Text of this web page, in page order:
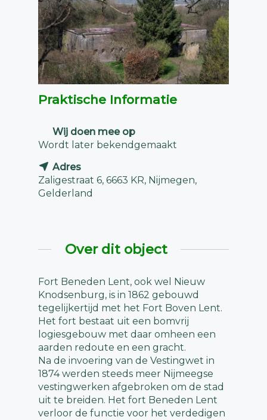
Praktische Informatie
Wij doen mee op
Wordt later bekendgemaakt
Adres
Zaligestraat 6, 6663 KR, Nijmegen,
Gelderland
Over dit object
Fort Beneden Lent, ook wel Nieuw
Knodsenburg, is in 1862 gebouwd
tegelijkertijd met het Fort Boven Lent.
Het fort bestaat uit een bomvrij
logiesgebouw met daar omheen een
aarden redoute en een gracht.
Na de invoering van de Vestingwet in
1874 werden steeds meer Nijmeegse
vestingwerken afgebroken om de stad
uit te breiden. Het fort Beneden Lent
verloor de functie voor het verdedigen